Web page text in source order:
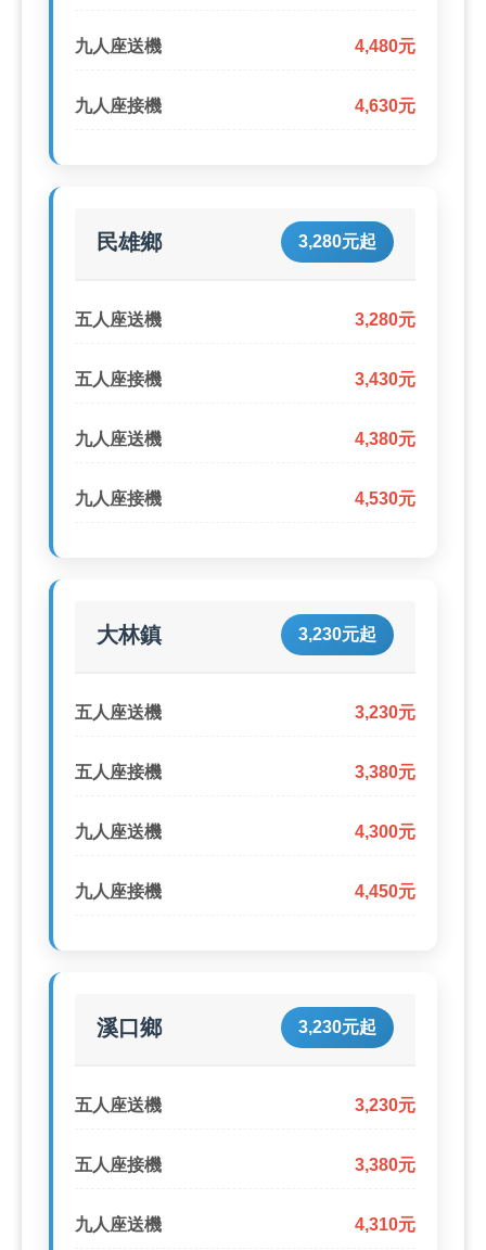
九人座送機 4,480元
九人座接機 4,630元
民雄鄉 3,280元起
五人座送機 3,280元
五人座接機 3,430元
九人座送機 4,380元
九人座接機 4,530元
大林鎮 3,230元起
五人座送機 3,230元
五人座接機 3,380元
九人座送機 4,300元
九人座接機 4,450元
溪口鄉 3,230元起
五人座送機 3,230元
五人座接機 3,380元
九人座送機 4,310元